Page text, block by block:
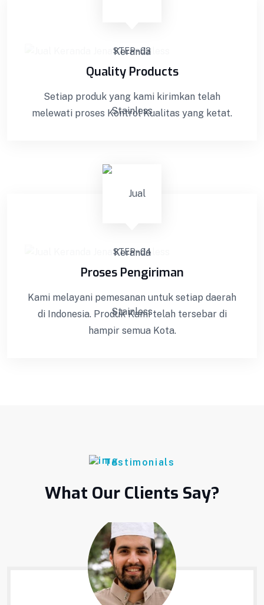
STEP - 03
Quality Products
Setiap produk yang kami kirimkan telah
melewati proses Kontrol Kualitas yang ketat.
STEP - 04
Proses Pengiriman
Kami melayani pemesanan untuk setiap daerah
di Indonesia. Produk Kami telah tersebar di
hampir semua Kota.
Testimonials
What Our Clients Say?